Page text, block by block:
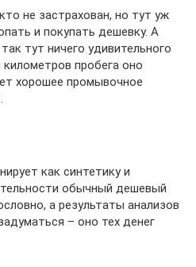
не застрахован, но тут уж
и покупать дешевку. А
тут ничего удивительного
пробега оно
хорошее промывочное
как синтетику и
обычный дешевый
а результаты анализов
– оно тех денег